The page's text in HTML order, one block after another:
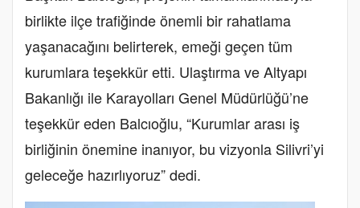
birlikte ilçe trafiğinde önemli bir rahatlama
yaşanacağını belirterek, emeği geçen tüm
kurumlara teşekkür etti. Ulaştırma ve Altyapı
Bakanlığı ile Karayolları Genel Müdürlüğü’ne
teşekkür eden Balcıoğlu, “Kurumlar arası iş
birliğinin önemine inanıyor, bu vizyonla Silivri’yi
geleceğe hazırlıyoruz” dedi.